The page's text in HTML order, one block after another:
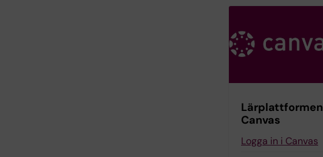
Lärplattformen
Canvas
Logga in i Canvas